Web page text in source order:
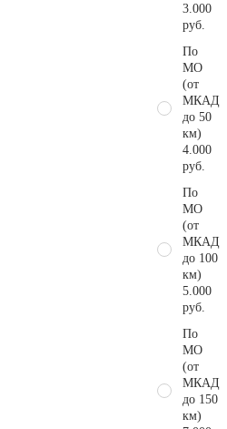
3.000
руб.
По
МО
(от
МКАД
до 50
км)
4.000
руб.
По
МО
(от
МКАД
до 100
км)
5.000
руб.
По
МО
(от
МКАД
до 150
км)